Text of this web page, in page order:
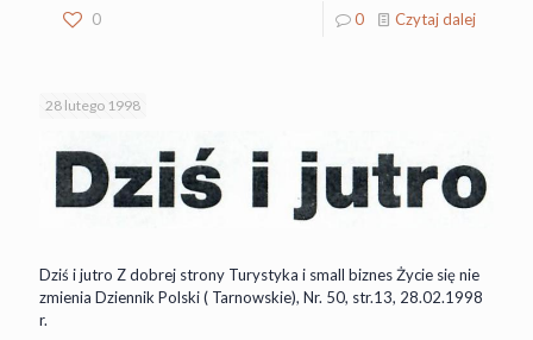
0 0 Czytaj dalej
28 lutego 1998
Dziś i jutro Z dobrej strony Turystyka i small biznes Życie się nie
zmienia Dziennik Polski ( Tarnowskie), Nr. 50, str.13, 28.02.1998
r.